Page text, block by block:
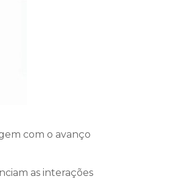
com o avanço
as interações